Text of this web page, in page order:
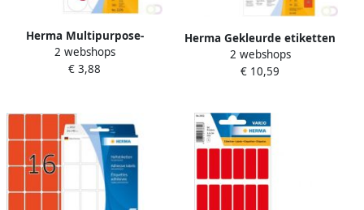
Herma Multipurpose-
etiketten Ã 32 mm rond
fluor rood permanent
2 webshops
€ 3,88
Herma Gekleurde etiketten
A4 105 x 42 3 mm rood
verwijderbaar
2 webshops
€ 10,59